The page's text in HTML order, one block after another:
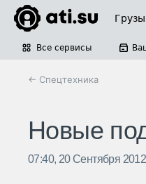
Грузы
Все сервисы
← Спецтехника
Новые
07:40, 20 Сентября 2012